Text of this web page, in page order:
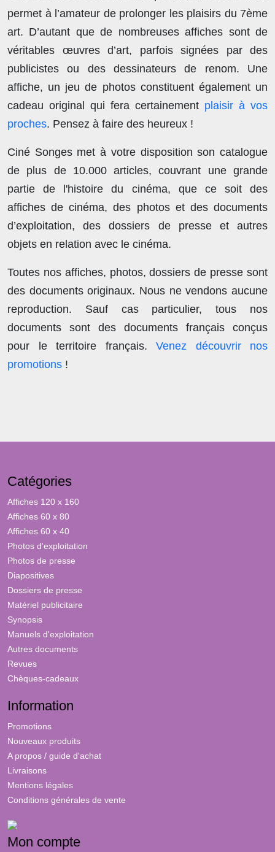
permet à l’amateur de prolonger les plaisirs du 7ème
art. D’autant que de nombreuses affiches sont de
véritables œuvres d’art, parfois signées par des
publicistes ou des dessinateurs de renom. Une
affiche, un jeu de photos constituent également un
cadeau original qui fera certainement plaisir à vos
proches. Pensez à faire des heureux !
Ciné Songes met à votre disposition son catalogue
de plus de 10.000 articles, couvrant une grande
partie de l'histoire du cinéma, que ce soit des
affiches de cinéma, des photos et des documents
d’exploitation, des dossiers de presse et autres
objets en relation avec le cinéma.
Toutes nos affiches, photos, dossiers de presse sont
des documents originaux. Nous ne vendons aucune
reproduction. Sauf cas particulier, tous nos
documents sont des documents français conçus
pour le territoire français. Venez découvrir nos
promotions !
Catégories
Affiches 120 x 160
Affiches 60 x 80
Affiches 60 x 40
Photos d'exploitation
Photos de presse
Diapositives
Dossiers de presse
Matériel publicitaire
Synopsis
Manuels d'exploitation
Autres documents
Revues
Chèques-cadeaux
Information
Promotions
Nouveaux produits
A propos / guide d'achat
Livraisons
Mentions légales
Conditions générales de vente
Mon compte